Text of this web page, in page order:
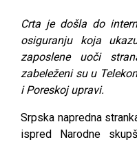
Crta je došla do
osiguranju koja
zaposlene uoči
zabeleženi su u
i Poreskoj upravi.
Srpska napredna
ispred Narodne